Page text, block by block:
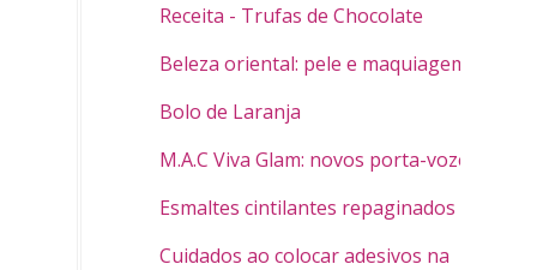
Receita - Trufas de Chocolate
Beleza oriental: pele e maquiagem
Bolo de Laranja
M.A.C Viva Glam: novos porta-vozes
Esmaltes cintilantes repaginados
Cuidados ao colocar adesivos na